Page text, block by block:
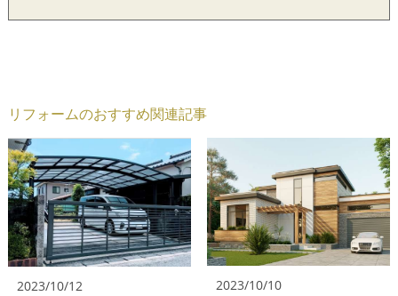
リフォームのおすすめ関連記事
2023/10/12
2023/10/10